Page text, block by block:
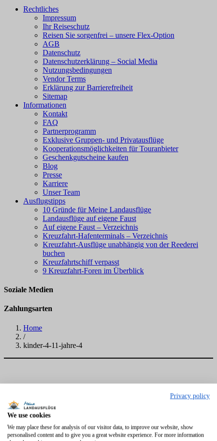
Rechtliches
Impressum
Ihr Reiseschutz
Reisen Sie sorgenfrei – unsere Flex-Option
AGB
Datenschutz
Datenschutzerklärung – Social Media
Nutzungsbedingungen
Vendor Terms
Erklärung zur Barrierefreiheit
Sitemap
Informationen
Kontakt
FAQ
Partnerprogramm
Exklusive Gruppen- und Privatausflüge
Kooperationsmöglichkeiten für Touranbieter
Geschenkgutscheine kaufen
Blog
Presse
Karriere
Unser Team
Ausflugstipps
10 Gründe für Meine Landausflüge
Landausflüge auf eigene Faust
Auf eigene Faust – Verzeichnis
Kreuzfahrt-Hafenterminals – Verzeichnis
Kreuzfahrt-Ausflüge unabhängig von der Reederei
buchen
Kreuzfahrtschiff verpasst
9 Kreuzfahrt-Foren im Überblick
Soziale Medien
Zahlungsarten
Home
/
kinder-4-11-jahre-4
Privacy policy
We use cookies
We may place these for analysis of our visitor data, to improve our website, show
personalised content and to give you a great website experience. For more information